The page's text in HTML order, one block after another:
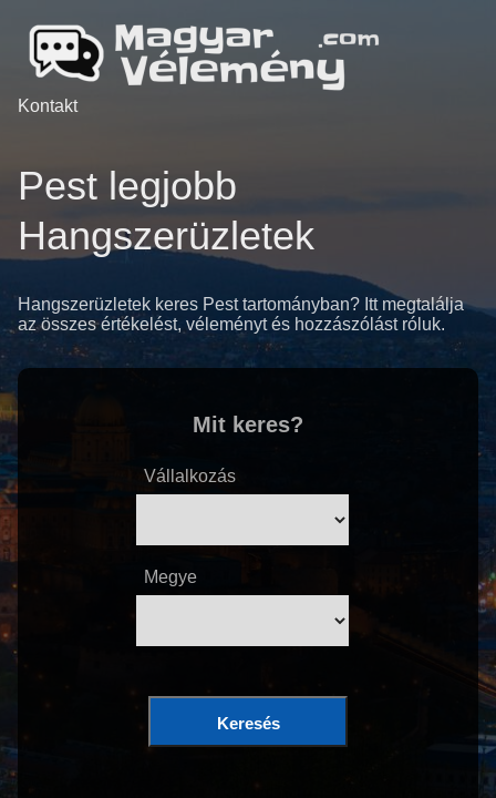
Kontakt
Pest legjobb
Hangszerüzletek
Hangszerüzletek keres Pest tartományban? Itt megtalálja
az összes értékelést, véleményt és hozzászólást róluk.
Mit keres?
Vállalkozás
Megye
Keresés